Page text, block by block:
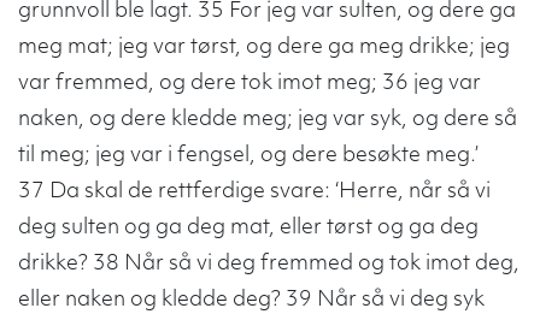
grunnvoll ble lagt. 35 For jeg var sulten, og dere ga
meg mat; jeg var tørst, og dere ga meg drikke; jeg
var fremmed, og dere tok imot meg; 36 jeg var
naken, og dere kledde meg; jeg var syk, og dere så
til meg; jeg var i fengsel, og dere besøkte meg.’
37 Da skal de rettferdige svare: ‘Herre, når så vi
deg sulten og ga deg mat, eller tørst og ga deg
drikke? 38 Når så vi deg fremmed og tok imot deg,
eller naken og kledde deg? 39 Når så vi deg syk